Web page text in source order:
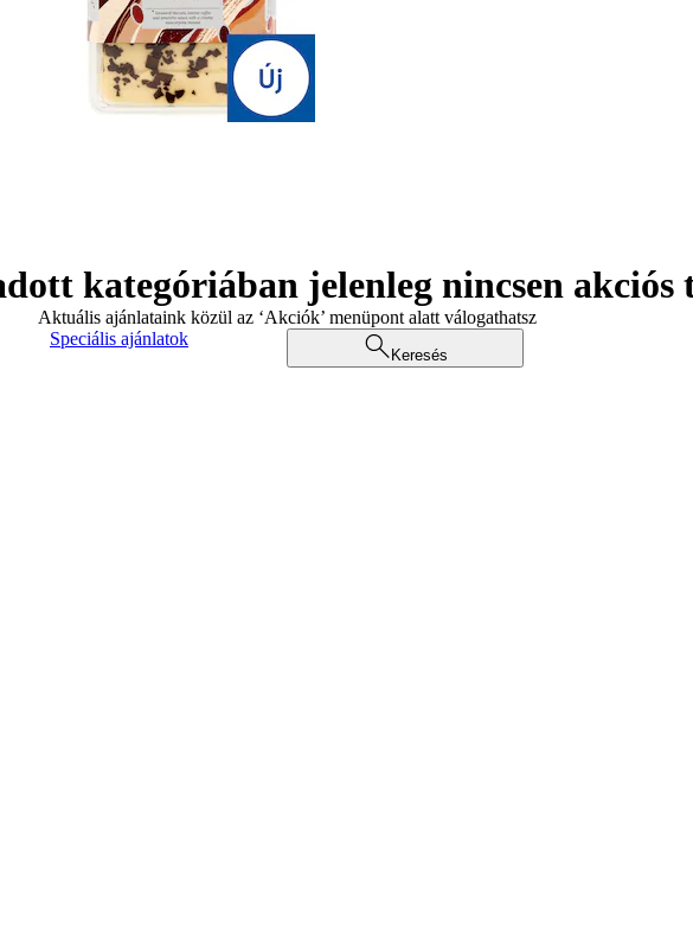
kategóriában jelenleg nincsen akciós
Aktuális ajánlataink közül az ‘Akciók’ menüpont alatt válogathatsz
Speciális ajánlatok
Keresés